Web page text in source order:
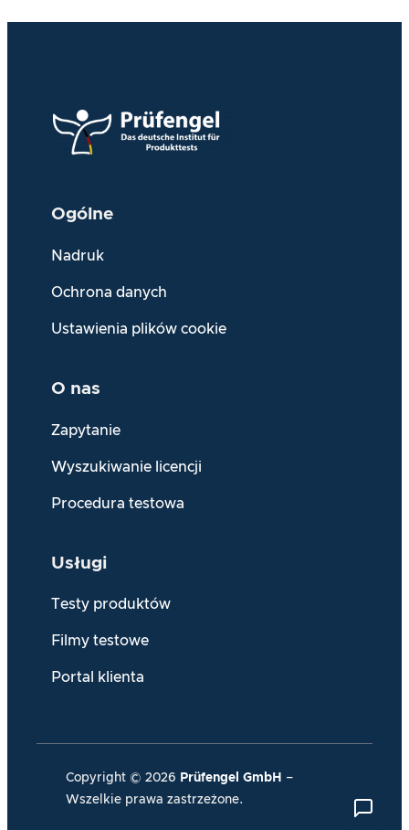
Ogólne
Nadruk
Ochrona danych
Ustawienia plików cookie
O nas
Zapytanie
Wyszukiwanie licencji
Procedura testowa
Usługi
Testy produktów
Filmy testowe
Portal klienta
Copyright © 2026 Prüfengel GmbH –
Wszelkie prawa zastrzeżone.